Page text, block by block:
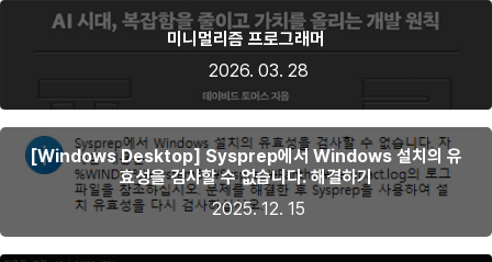
미니멀리즘 프로그래머
2026. 03. 28
[Windows Desktop] Sysprep에서 Windows 설치의 유
효성을 검사할 수 없습니다. 해결하기
2025. 12. 15